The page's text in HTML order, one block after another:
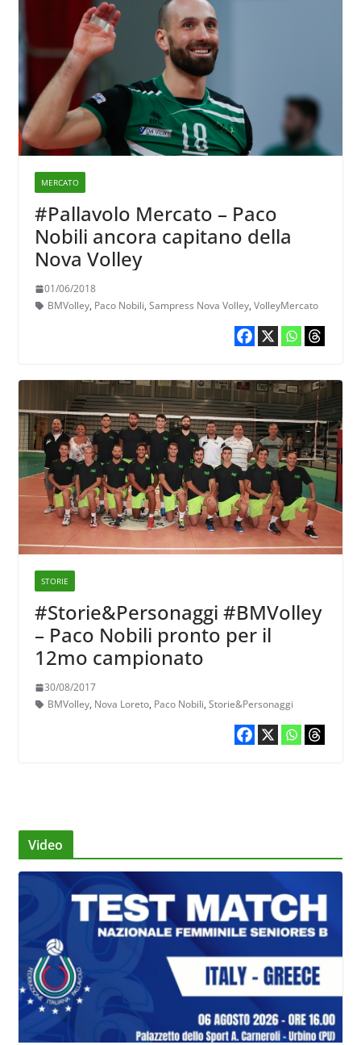
MERCATO
#Pallavolo Mercato – Paco
Nobili ancora capitano della
Nova Volley
01/06/2018
BMVolley, Paco Nobili, Sampress Nova Volley, VolleyMercato
STORIE
#Storie&Personaggi #BMVolley
– Paco Nobili pronto per il
12mo campionato
30/08/2017
BMVolley, Nova Loreto, Paco Nobili, Storie&Personaggi
Video